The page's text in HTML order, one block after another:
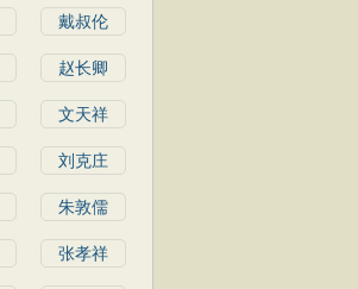
戴叔伦
赵长卿
文天祥
刘克庄
朱敦儒
张孝祥